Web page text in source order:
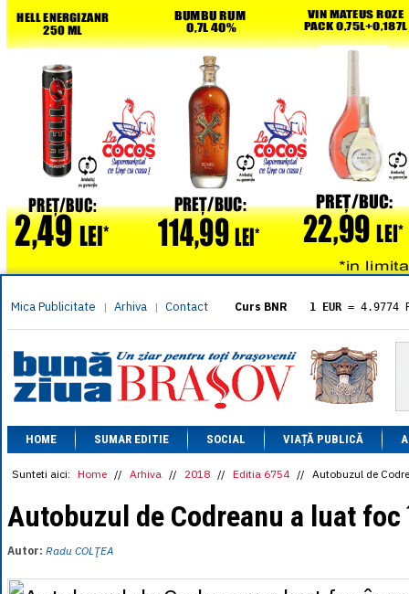
Mica Publicitate | Arhiva | Contact Curs BNR 1 EUR = 4.9774
= 5.8304
1 XAU= 464.4611
1 AED= 1.1933
1 AUD= 2.7957
1 BGN= 2.5449
1 CAD= 3.1559
1 CHF= 5.2813
1 CNY= 0.6015
1 DKK
= 0.6668
1 EGP = 0.0860
1 KRW
= 0.3047
HOME SUMAR EDITIE SOCIAL VIAȚĂ PUBLICĂ
Sunteti aici: Home // Arhiva // 2018 // Editia 6754 // Autobuzul de
Autobuzul de Codreanu a luat foc
Autor: Radu COLŢEA